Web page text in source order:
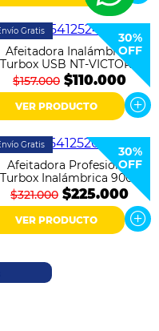
Gratis
30%
OFF
Afeitadora Inalámbrica
Turbox USB NT-VICTORY
Plata
$157.000 $110.000
VER PRODUCTO
Gratis
30%
OFF
Afeitadora Profesional
Turbox Inalámbrica 9000
RPM NT-RED BULL Roja
$321.000 $225.000
VER PRODUCTO